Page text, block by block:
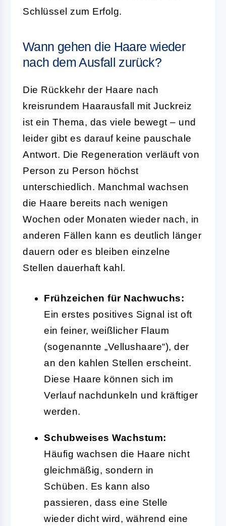
Schlüssel zum Erfolg.
Wann gehen die Haare wieder
nach dem Ausfall zurück?
Die Rückkehr der Haare nach
kreisrundem Haarausfall mit Juckreiz
ist ein Thema, das viele bewegt – und
leider gibt es darauf keine pauschale
Antwort. Die Regeneration verläuft von
Person zu Person höchst
unterschiedlich. Manchmal wachsen
die Haare bereits nach wenigen
Wochen oder Monaten wieder nach, in
anderen Fällen kann es deutlich länger
dauern oder es bleiben einzelne
Stellen dauerhaft kahl.
Frühzeichen für Nachwuchs:
Ein erstes positives Signal ist oft
ein feiner, weißlicher Flaum
(sogenannte „Vellushaare“), der
an den kahlen Stellen erscheint.
Diese Haare können sich im
Verlauf nachdunkeln und kräftiger
werden.
Schubweises Wachstum:
Häufig wachsen die Haare nicht
gleichmäßig, sondern in
Schüben. Es kann also
passieren, dass eine Stelle
wieder dicht wird, während eine